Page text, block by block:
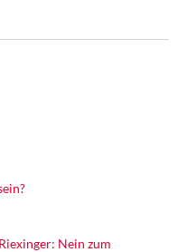
Nein zum